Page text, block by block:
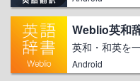
Weblio英和
英和・和英を
Android